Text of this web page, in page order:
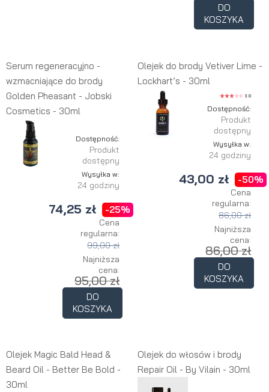
DO
KOSZYKA
Serum regeneracyjno -
wzmacniające do brody
Golden Pheasant - Jobski
Cosmetics - 30ml
Dostępność:
Produkt
dostępny
Wysyłka w:
24 godziny
74,25 zł -25%
Cena
regularna:
99,00 zł
Najniższa
cena:
95,00 zł
DO
KOSZYKA
Olejek do brody Vetiver Lime -
Lockhart’s - 30ml
3.0
Dostępność:
Produkt
dostępny
Wysyłka w:
24 godziny
43,00 zł -50%
Cena
regularna:
86,00 zł
Najniższa
cena:
86,00 zł
DO
KOSZYKA
Olejek Magic Bald Head &
Beard Oil - Better Be Bold -
30ml
Olejek do włosów i brody
Repair Oil - By Vilain - 30ml